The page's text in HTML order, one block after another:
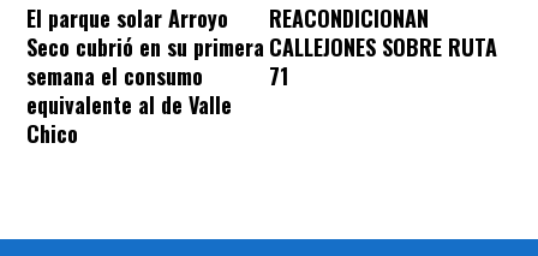
El parque solar Arroyo
Seco cubrió en su primera
semana el consumo
equivalente al de Valle
Chico
REACONDICIONAN
CALLEJONES SOBRE RUTA
71